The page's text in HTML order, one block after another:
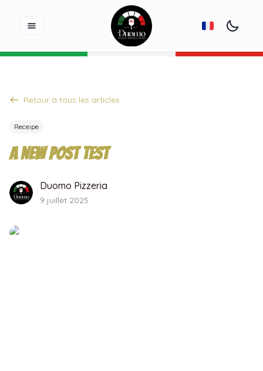
Retour à tous les articles
Receipe
A new post test
Duomo Pizzeria
9 juillet 2025